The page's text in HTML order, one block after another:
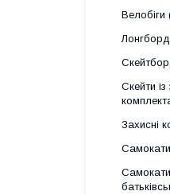
Велобіги
Скейти
Захисні
Самокати